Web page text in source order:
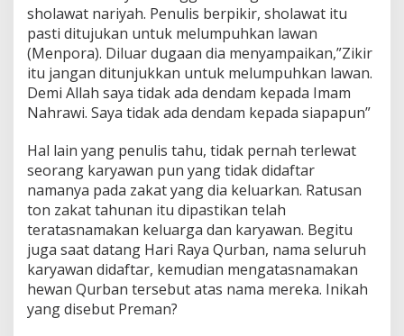
sholawat nariyah. Penulis berpikir, sholawat itu
pasti ditujukan untuk melumpuhkan lawan
(Menpora). Diluar dugaan dia menyampaikan,”Zikir
itu jangan ditunjukkan untuk melumpuhkan lawan.
Demi Allah saya tidak ada dendam kepada Imam
Nahrawi. Saya tidak ada dendam kepada siapapun”
Hal lain yang penulis tahu, tidak pernah terlewat
seorang karyawan pun yang tidak didaftar
namanya pada zakat yang dia keluarkan. Ratusan
ton zakat tahunan itu dipastikan telah
teratasnamakan keluarga dan karyawan. Begitu
juga saat datang Hari Raya Qurban, nama seluruh
karyawan didaftar, kemudian mengatasnamakan
hewan Qurban tersebut atas nama mereka. Inikah
yang disebut Preman?